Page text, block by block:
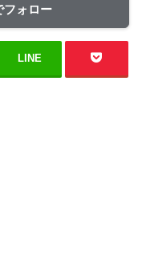
ォロー
LINE